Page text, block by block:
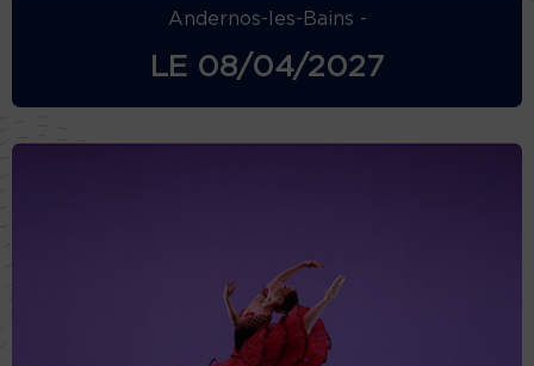
Andernos-les-Bains -
LE 08/04/2027